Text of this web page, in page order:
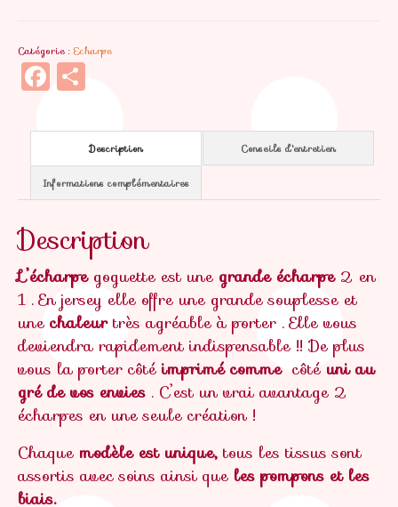
Catégorie : Echarpe
Facebook
Description Conseils d'entretien
Informations complémentaires
Description
L’écharpe goguette est une grande écharpe2 en
1 . En jersey elle offre une grande souplesse et
une chaleurtrès agréable à porter . Elle vous
deviendra rapidement indispensable !! De plus
vous la porter côté imprimé comme côté uni au
gré de vos envies . C’est un vrai avantage 2
écharpes en une seule création !
Chaque modèle est unique, tous les tissus sont
assortis avec soins ainsi que les pompons et les
biais.